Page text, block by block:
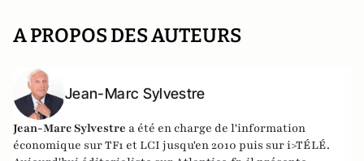
A PROPOS DES AUTEURS
Jean-Marc Sylvestre
Jean-Marc Sylvestre a été en charge de l'information
économique sur TF1 et LCI jusqu'en 2010 puis sur i>TÉLÉ.